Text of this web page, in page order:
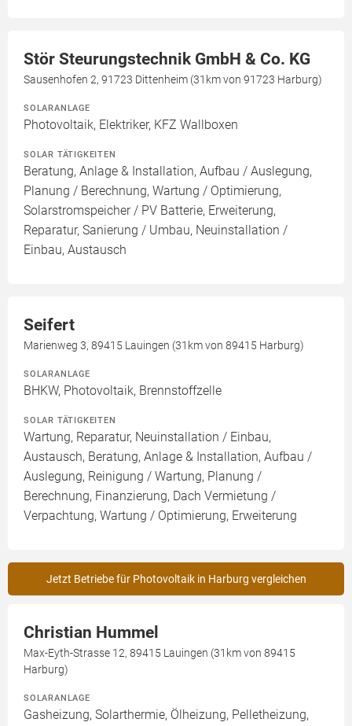
Stör Steurungstechnik GmbH & Co. KG
Sausenhofen 2, 91723 Dittenheim (31km von 91723 Harburg)
SOLARANLAGE
Photovoltaik, Elektriker, KFZ Wallboxen
SOLAR TÄTIGKEITEN
Beratung, Anlage & Installation, Aufbau / Auslegung,
Planung / Berechnung, Wartung / Optimierung,
Solarstromspeicher / PV Batterie, Erweiterung,
Reparatur, Sanierung / Umbau, Neuinstallation /
Einbau, Austausch
Seifert
Marienweg 3, 89415 Lauingen (31km von 89415 Harburg)
SOLARANLAGE
BHKW, Photovoltaik, Brennstoffzelle
SOLAR TÄTIGKEITEN
Wartung, Reparatur, Neuinstallation / Einbau,
Austausch, Beratung, Anlage & Installation, Aufbau /
Auslegung, Reinigung / Wartung, Planung /
Berechnung, Finanzierung, Dach Vermietung /
Verpachtung, Wartung / Optimierung, Erweiterung
Jetzt Betriebe für Photovoltaik in Harburg vergleichen
Christian Hummel
Max-Eyth-Strasse 12, 89415 Lauingen (31km von 89415
Harburg)
SOLARANLAGE
Gasheizung, Solarthermie, Ölheizung, Pelletheizung,